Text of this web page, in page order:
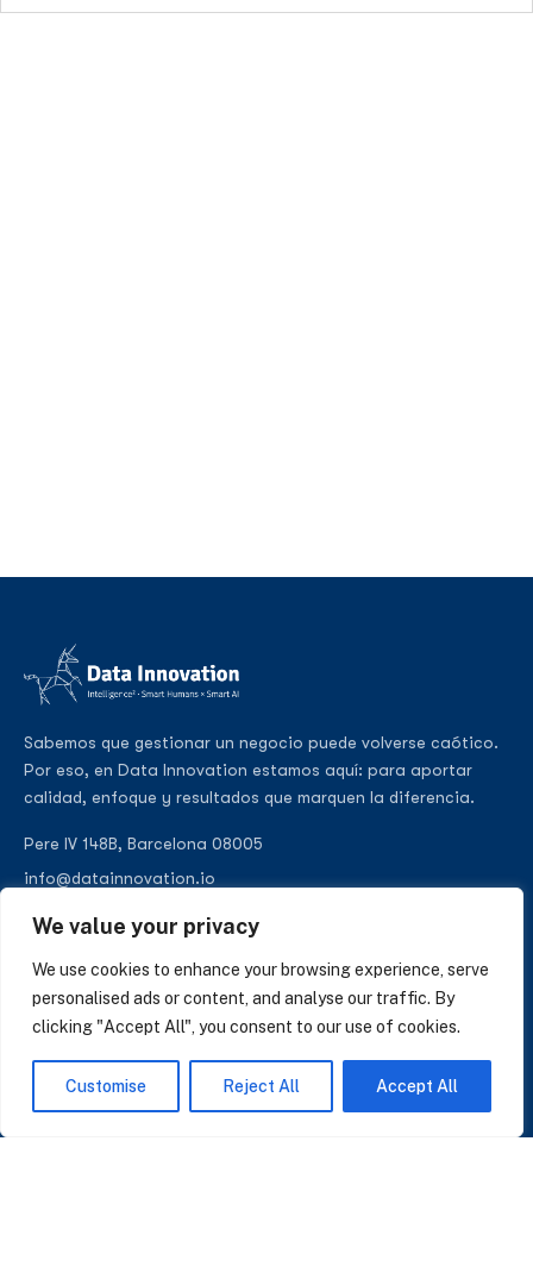
We value your privacy
We use cookies to enhance your browsing experience, serve
personalised ads or content, and analyse our traffic. By
clicking "Accept All", you consent to our use of cookies.
Customise Reject All Accept All
Sabemos que gestionar un negocio puede volverse caótico.
Por eso, en Data Innovation estamos aquí: para aportar
calidad, enfoque y resultados que marquen la diferencia.
Pere IV 148B, Barcelona 08005
info@datainnovation.io
SUSCRÍBASE A NUESTRAS NOTICIAS
Perspectivas sobre IA, datos y CRM. Sin spam, solo lo que importa.